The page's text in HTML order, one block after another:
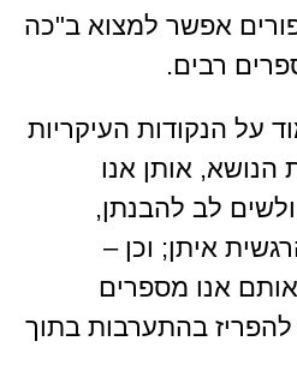
אפשר למצוא ב"כה
רבים.
על הנקודות העיקריות
הנושא, אותן אנו
ולשים לב להבנתן,
איתן; וכן –
אנו מספרים
בהתערבות בתוך